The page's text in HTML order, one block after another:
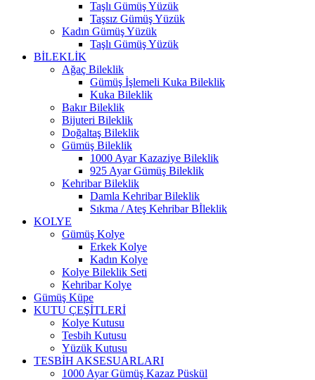
Taşlı Gümüş Yüzük
Taşsız Gümüş Yüzük
Kadın Gümüş Yüzük
Taşlı Gümüş Yüzük
BİLEKLİK
Ağaç Bileklik
Gümüş İşlemeli Kuka Bileklik
Kuka Bileklik
Bakır Bileklik
Bijuteri Bileklik
Doğaltaş Bileklik
Gümüş Bileklik
1000 Ayar Kazaziye Bileklik
925 Ayar Gümüş Bileklik
Kehribar Bileklik
Damla Kehribar Bileklik
Sıkma / Ateş Kehribar Bİleklik
KOLYE
Gümüş Kolye
Erkek Kolye
Kadın Kolye
Kolye Bileklik Seti
Kehribar Kolye
Gümüş Küpe
KUTU ÇEŞİTLERİ
Kolye Kutusu
Tesbih Kutusu
Yüzük Kutusu
TESBİH AKSESUARLARI
1000 Ayar Gümüş Kazaz Püskül